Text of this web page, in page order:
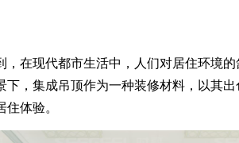
，在现代都市生活中，人们对居住环境
下，集成吊顶作为一种装修材料，以其
体验。